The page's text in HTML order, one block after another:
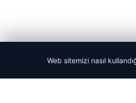
© 2026 Acil Rehber |
Web sitemizi nasıl